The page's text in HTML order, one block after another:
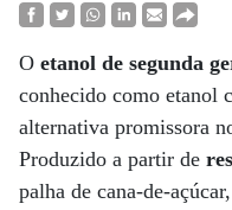
O etanol de segunda
conhecido como etanol
alternativa promissora
Produzido a partir de
palha de cana-de-